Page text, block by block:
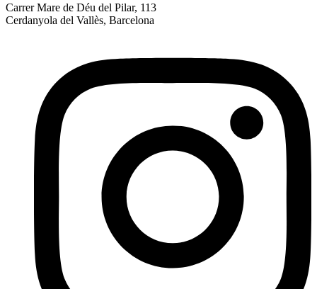
Carrer Mare de Déu del Pilar, 113
Cerdanyola del Vallès, Barcelona